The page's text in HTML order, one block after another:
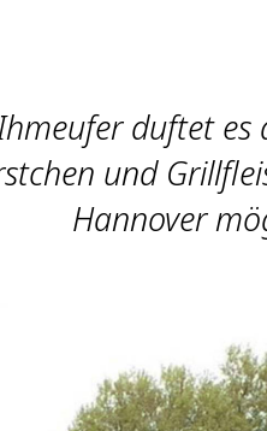
duftet es
und
Hannover